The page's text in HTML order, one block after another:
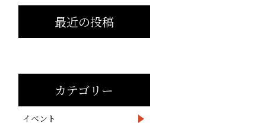
最近の投稿
カテゴリー
イベント